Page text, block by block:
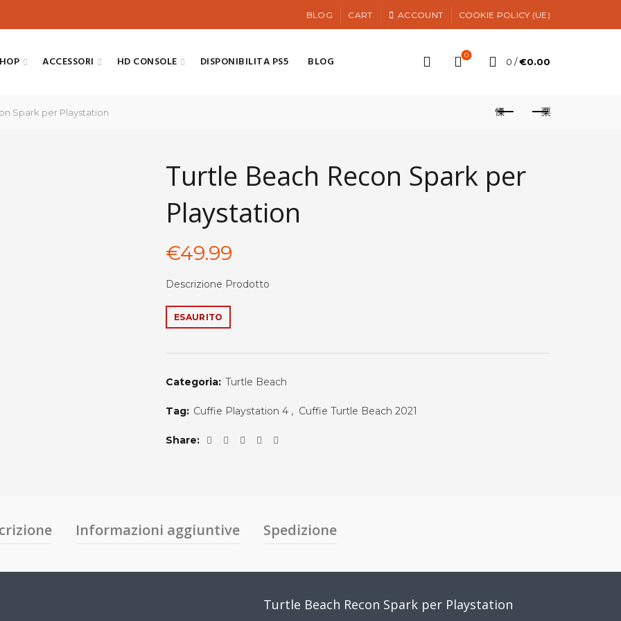
BLOG CART ACCOUNT COOKIE POLICY (UE)
ACCESSORI HD CONSOLE DISPONIBILITA PS5 BLOG 0
0 /€0.00
Spark per Playstation
Turtle Beach Recon Spark per
Playstation
€49.99
Descrizione Prodotto
ESAURITO
Categoria: Turtle Beach
Tag: Cuffie Playstation 4 , Cuffie Turtle Beach 2021
Share
Informazioni aggiuntive Spedizione
Turtle Beach Recon Spark per Playstation